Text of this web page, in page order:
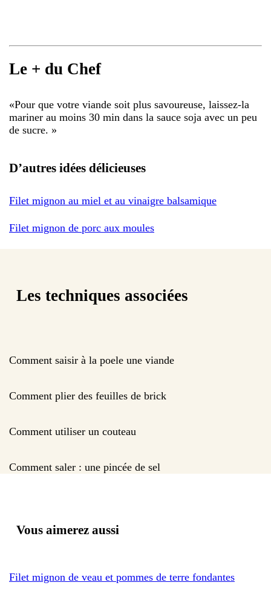
Le + du Chef
«Pour que votre viande soit plus savoureuse, laissez-la
mariner au moins 30 min dans la sauce soja avec un peu
de sucre. »
D’autres idées délicieuses
Filet mignon au miel et au vinaigre balsamique
Filet mignon de porc aux moules
Les techniques associées
Comment saisir à la poele une viande
Comment plier des feuilles de brick
Comment utiliser un couteau
Comment saler : une pincée de sel
Vous aimerez aussi
Filet mignon de veau et pommes de terre fondantes